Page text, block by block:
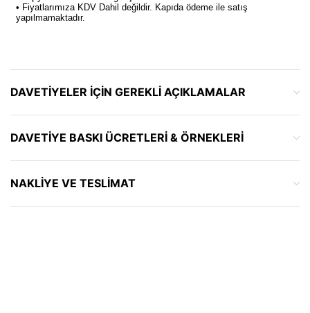
DAVETIYELER IÇIN GEREKLI AÇIKLAMALAR
DAVETIYE BASKI ÜCRETLERI & ÖRNEKLERI
NAKLIYE VE TESLIMAT